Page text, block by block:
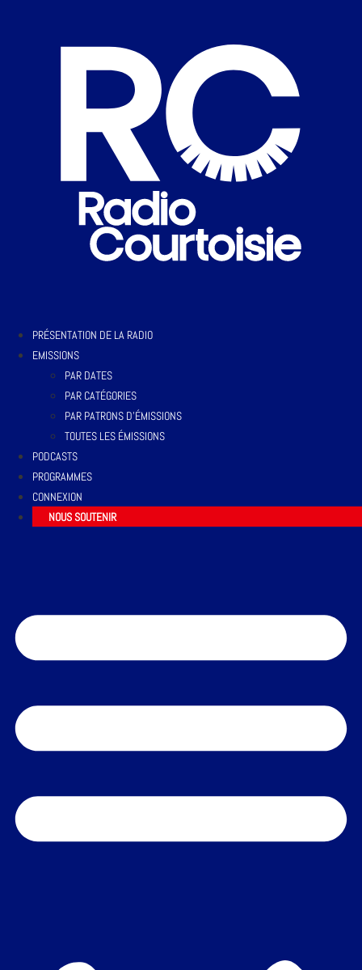
PRÉSENTATION DE LA RADIO
EMISSIONS
PAR DATES
PAR CATÉGORIES
PAR PATRONS D’ÉMISSIONS
TOUTES LES ÉMISSIONS
PODCASTS
PROGRAMMES
CONNEXION
NOUS SOUTENIR